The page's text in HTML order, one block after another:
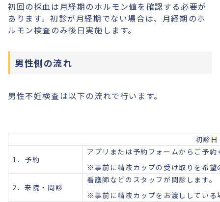
初回の採血は月経期のホルモン値を確認する必要が
あります。初診が月経期でない場合は、月経期のホ
ルモン検査のみ後日実施します。
男性側の流れ
男性不妊検査は以下の流れで行います。
初診日
1．予約
アプリまたは予約フォームからご予約
※事前に精液カップの受け取りを希
2．来院・問診
看護師などのスタッフが問診します。
※事前に精液カップをお渡ししてい